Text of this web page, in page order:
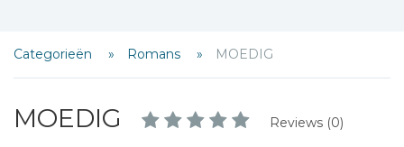
Categorieën Romans MOEDIG
MOEDIG Reviews (0)